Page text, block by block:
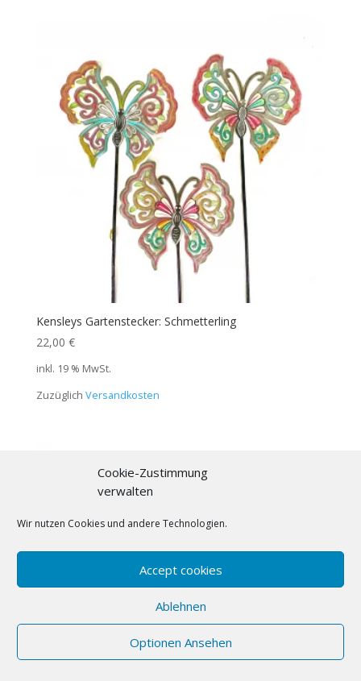
Cookie-Zustimmung
verwalten
Wir nutzen Cookies und andere Technologien.
Accept cookies
Ablehnen
Optionen Ansehen
Kensleys Gartenstecker: Schmetterling
22,00 €
inkl. 19 % MwSt.
Zuzüglich Versandkosten